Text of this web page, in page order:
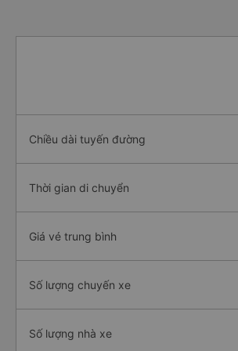
Chiều dài tuyến đường
Thời gian di chuyển
Giá vé trung bình
Số lượng chuyến xe
Số lượng nhà xe